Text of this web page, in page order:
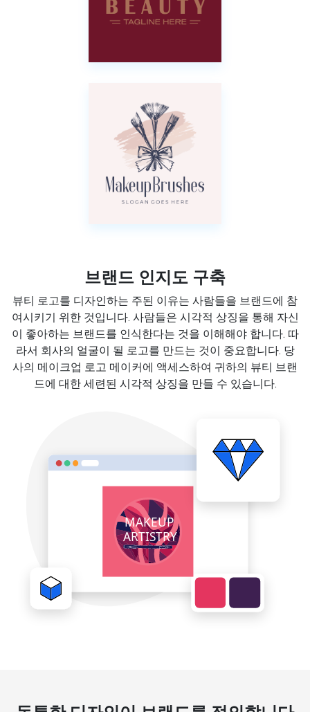
브랜드 인지도 구축
뷰티 로고를 디자인하는 주된 이유는 사람들을 브랜드에 참
여시키기 위한 것입니다. 사람들은 시각적 상징을 통해 자신
이 좋아하는 브랜드를 인식한다는 것을 이해해야 합니다. 따
라서 회사의 얼굴이 될 로고를 만드는 것이 중요합니다. 당
사의 메이크업 로고 메이커에 액세스하여 귀하의 뷰티 브랜
드에 대한 세련된 시각적 상징을 만들 수 있습니다.